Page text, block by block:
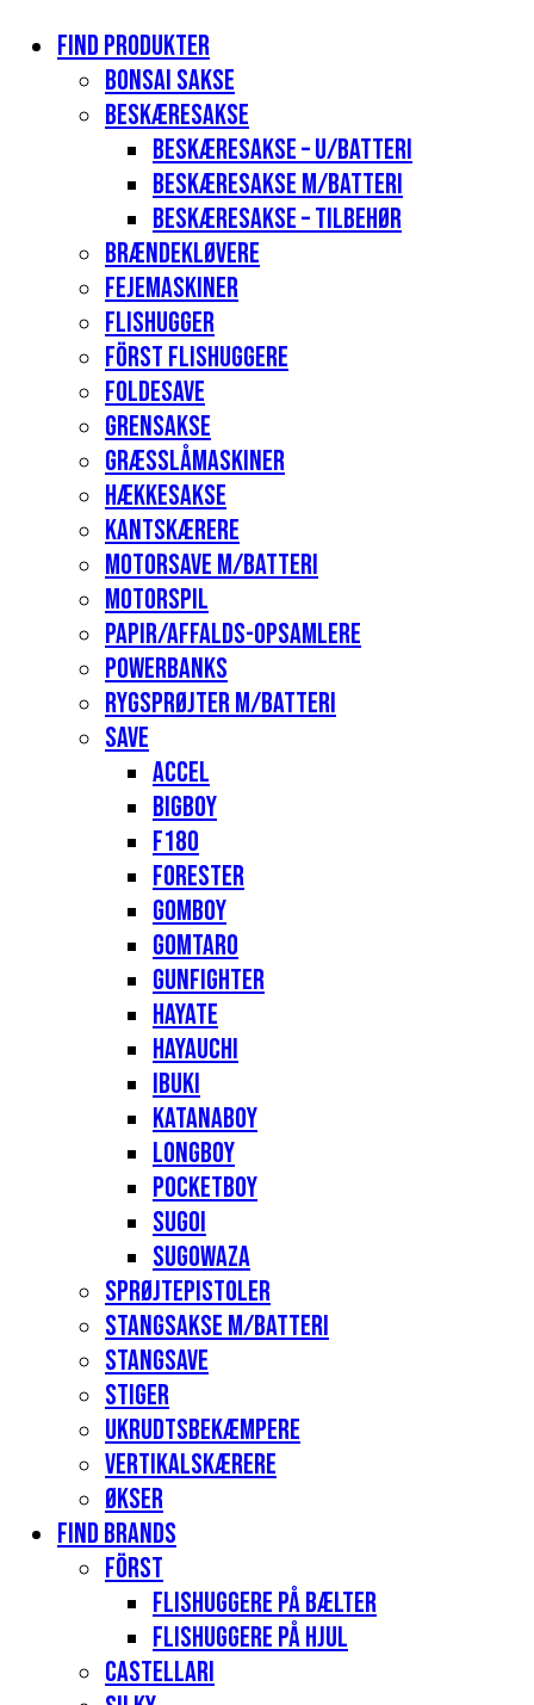
Find produkter
Bonsai sakse
Beskæresakse
Beskæresakse – u/batteri
Beskæresakse m/batteri
Beskæresakse – tilbehør
Brændekløvere
Fejemaskiner
Flishugger
Först flishuggere
Foldesave
Grensakse
Græsslåmaskiner
Hækkesakse
Kantskærere
Motorsave m/batteri
Motorspil
Papir/affalds-opsamlere
Powerbanks
Rygsprøjter m/batteri
Save
Accel
Bigboy
F180
Forester
Gomboy
Gomtaro
Gunfighter
Hayate
Hayauchi
Ibuki
Katanaboy
Longboy
Pocketboy
Sugoi
Sugowaza
Sprøjtepistoler
Stangsakse m/batteri
Stangsave
Stiger
Ukrudtsbekæmpere
Vertikalskærere
Økser
Find Brands
Först
Flishuggere på bælter
Flishuggere på hjul
Castellari